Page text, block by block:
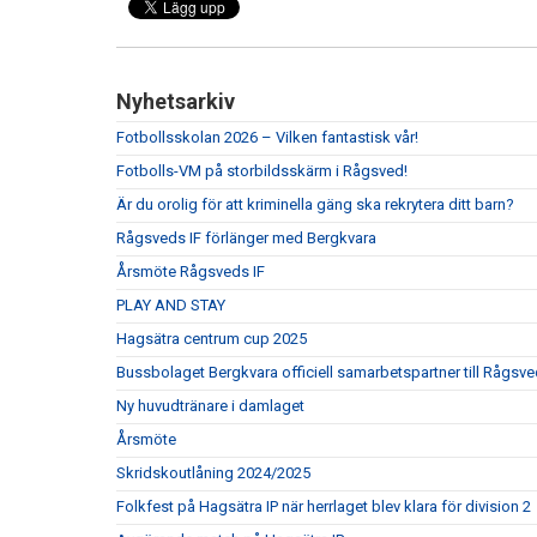
Nyhetsarkiv
Fotbollsskolan 2026 – Vilken fantastisk vår!
Fotbolls-VM på storbildsskärm i Rågsved!
Är du orolig för att kriminella gäng ska rekrytera ditt barn?
Rågsveds IF förlänger med Bergkvara
Årsmöte Rågsveds IF
PLAY AND STAY
Hagsätra centrum cup 2025
Bussbolaget Bergkvara officiell samarbetspartner till
Ny huvudtränare i damlaget
Årsmöte
Skridskoutlåning 2024/2025
Folkfest på Hagsätra IP när herrlaget blev klara för division 2